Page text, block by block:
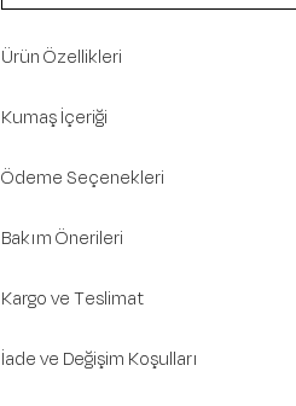
Ürün Özellikleri
Kumaş İçeriği
Ödeme Seçenekleri
Bakım Önerileri
Kargo ve Teslimat
İade ve Değişim Koşulları